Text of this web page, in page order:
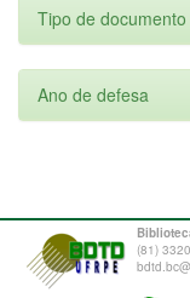
Tipo de documento
Ano de defesa
(81)